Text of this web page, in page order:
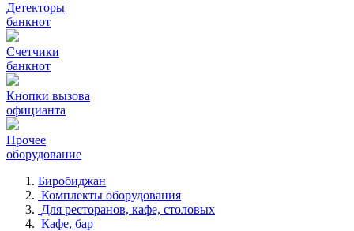
Детекторы
банкнот
Счетчики
банкнот
Кнопки вызова
официанта
Прочее
оборудование
Биробиджан
Комплекты оборудования
Для ресторанов, кафе, столовых
Кафе, бар